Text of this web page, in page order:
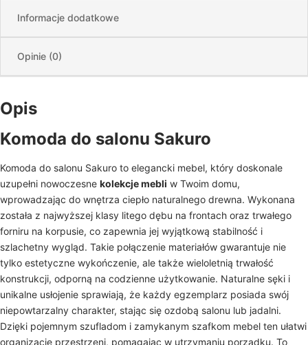
Informacje dodatkowe
Opinie (0)
Opis
Komoda do salonu Sakuro
Komoda do salonu Sakuro to elegancki mebel, który doskonale
uzupełni nowoczesne kolekcje mebli w Twoim domu,
wprowadzając do wnętrza ciepło naturalnego drewna. Wykonana
została z najwyższej klasy litego dębu na frontach oraz trwałego
forniru na korpusie, co zapewnia jej wyjątkową stabilność i
szlachetny wygląd. Takie połączenie materiałów gwarantuje nie
tylko estetyczne wykończenie, ale także wieloletnią trwałość
konstrukcji, odporną na codzienne użytkowanie. Naturalne sęki i
unikalne usłojenie sprawiają, że każdy egzemplarz posiada swój
niepowtarzalny charakter, stając się ozdobą salonu lub jadalni.
Dzięki pojemnym szufladom i zamykanym szafkom mebel ten ułatwi
organizację przestrzeni, pomagając w utrzymaniu porządku. To